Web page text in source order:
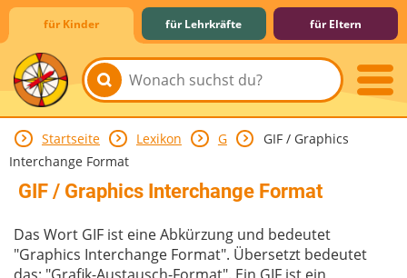
für Kinder für Lehrkräfte für Eltern
Lernen & Schule
Hobby & Freizeit
Spiel & Spaß
Mitreden & Mitmachen
Startseite Lexikon G
GIF / Graphics
Interchange Format
GIF / Graphics Interchange Format
Das Wort GIF ist eine Abkürzung und bedeutet
"Graphics Interchange Format". Übersetzt bedeutet